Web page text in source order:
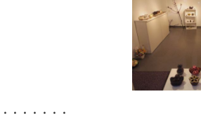
・・・・・・